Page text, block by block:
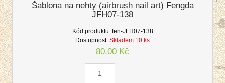
Šablona na nehty (airbrush nail art) Fengda
JFH07-138
Kód produktu: fen-JFH07-138
Dostupnost: Skladem 10 ks
80,00 Kč